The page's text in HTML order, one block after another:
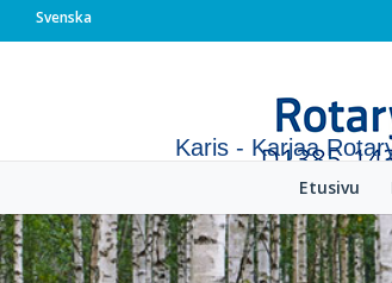
Svenska
Karis - Karjaa
Etusivu